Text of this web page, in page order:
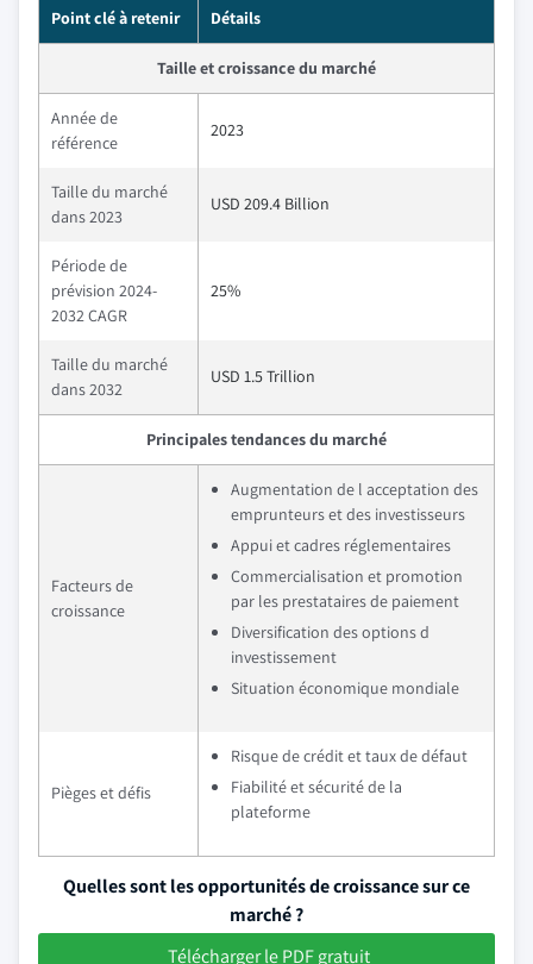
Point clé à retenir Détails
Taille et croissance du marché
Année de
référence
2023
Taille du marché
dans 2023
USD 209.4 Billion
Période de
prévision 2024-
2032 CAGR
25%
Taille du marché
dans 2032
USD 1.5 Trillion
Principales tendances du marché
Facteurs de
croissance
Augmentation de l acceptation des
emprunteurs et des investisseurs
Appui et cadres réglementaires
Commercialisation et promotion
par les prestataires de paiement
Diversification des options d
investissement
Situation économique mondiale
Pièges et défis
Risque de crédit et taux de défaut
Fiabilité et sécurité de la
plateforme
Quelles sont les opportunités de croissance sur ce
marché ?
Télécharger le PDF gratuit